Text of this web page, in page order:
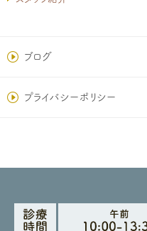
ブログ
プライバシーポリシー